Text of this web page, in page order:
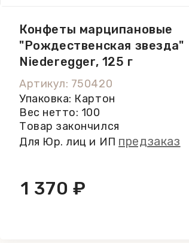
Конфеты марципановые
"Рождественская звезда"
Niederegger, 125 г
Артикул: 750420
Упаковка: Картон
Вес нетто: 100
Товар закончился
Для Юр. лиц и ИП предзаказ
1 370 ₽